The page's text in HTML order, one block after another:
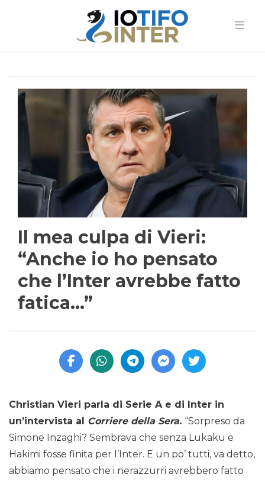
Il mea culpa di Vieri:
“Anche io ho pensato
che l’Inter avrebbe fatto
fatica…”
Christian Vieri parla di Serie A e di Inter in
un’intervista al Corriere della Sera. “Sorpreso da
Simone Inzaghi? Sembrava che senza Lukaku e
Hakimi fosse finita per l’Inter. E un po’ tutti, va detto,
abbiamo pensato che i nerazzurri avrebbero fatto